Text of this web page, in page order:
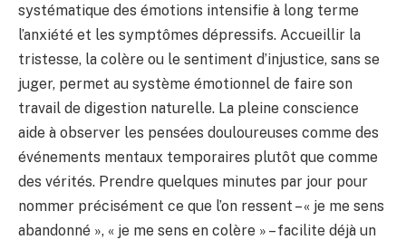
systématique des émotions intensifie à long terme
l’anxiété et les symptômes dépressifs. Accueillir la
tristesse, la colère ou le sentiment d’injustice, sans se
juger, permet au système émotionnel de faire son
travail de digestion naturelle. La pleine conscience
aide à observer les pensées douloureuses comme des
événements mentaux temporaires plutôt que comme
des vérités. Prendre quelques minutes par jour pour
nommer précisément ce que l’on ressent – « je me sens
abandonné », « je me sens en colère » – facilite déjà un